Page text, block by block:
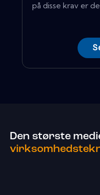
på disse krav er
Den største